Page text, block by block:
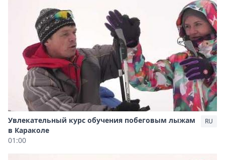
Увлекательный курс обучения побеговым лыжам
в Караколе
01:00
RU